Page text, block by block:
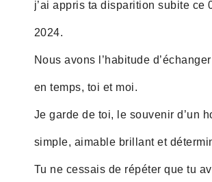
j’ai appris ta disparition subite ce
2024.
Nous avons l’habitude
en temps, toi et moi.
Je garde de toi, le souvenir d’un
simple, aimable brillant et
Tu ne cessais de répéter que tu